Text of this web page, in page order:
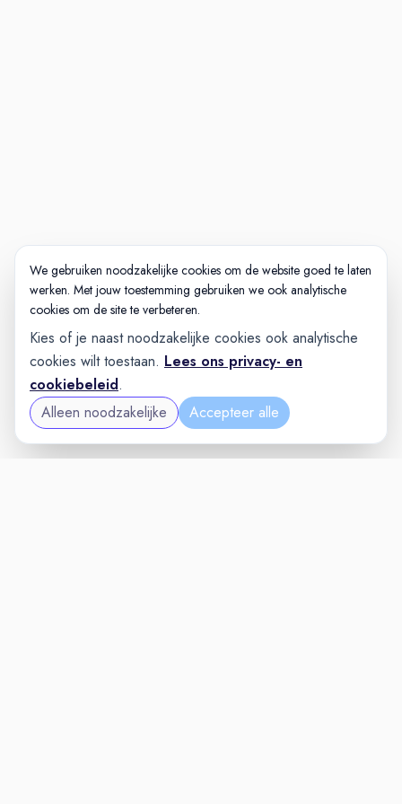
vakmanschap centraal staat
Wil jij meebouwen aan onze
superjachten? Bekijk ook onze
andere vacatures.
We gebruiken noodzakelijke cookies om de website goed te laten
werken. Met jouw toestemming gebruiken we ook analytische
cookies om de site te verbeteren.
Kies of je naast noodzakelijke cookies ook analytische
cookies wilt toestaan. Lees ons privacy- en
cookiebeleid.
Alleen noodzakelijke
Accepteer alle